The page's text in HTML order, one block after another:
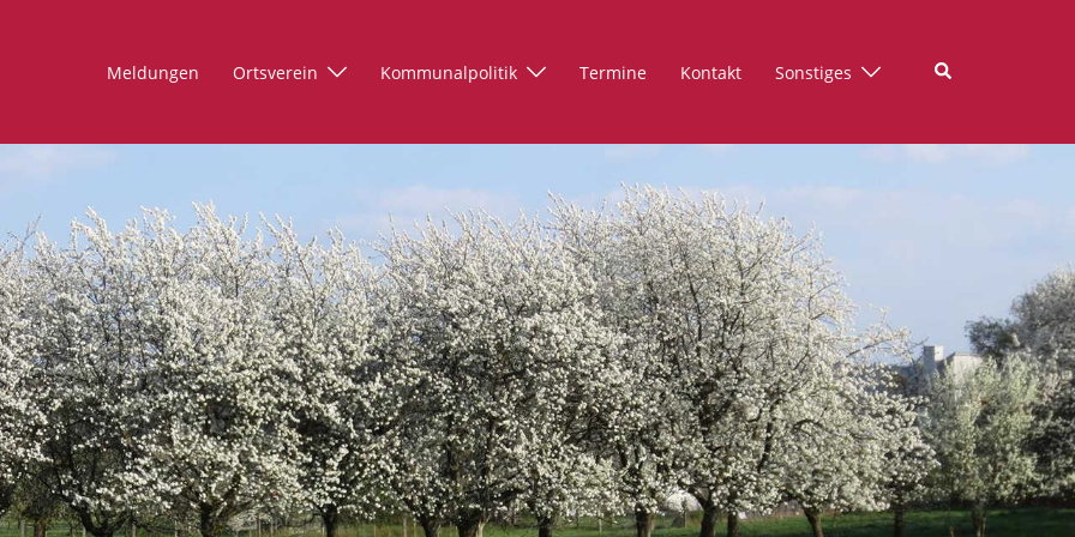
Meldungen Ortsverein Kommunalpolitik Termine Kontakt Sonstiges Suche